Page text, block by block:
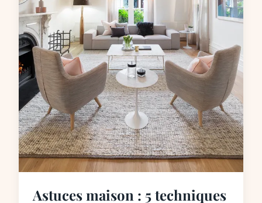
Astuces maison : 5 techniques